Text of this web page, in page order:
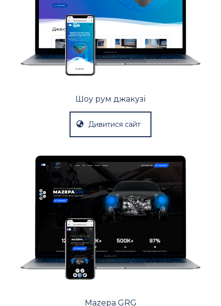
Шоу рум джакузі
Дивитися сайт
Mazepa GRG